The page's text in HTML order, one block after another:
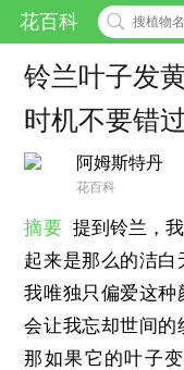
花百科
铃兰叶子发
时机不要错
阿姆斯特丹
花百科
摘要 提到铃兰，
起来是那么的洁白
我唯独只偏爱这种
会让我忘却世间的
那如果它的叶子